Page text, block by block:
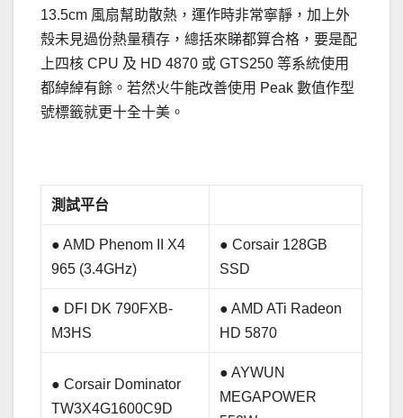
13.5cm 風扇幫助散熱，運作時非常寧靜，加上外
殼未見過份熱量積存，總括來睇都算合格，要是配
上四核 CPU 及 HD 4870 或 GTS250 等系統使用
都綽綽有餘。若然火牛能改善使用 Peak 數值作型
號標籤就更十全十美。
測試平台
● AMD Phenom II X4
965 (3.4GHz)
● Corsair 128GB
SSD
● DFI DK 790FXB-
M3HS
● AMD ATi Radeon
HD 5870
● Corsair Dominator
TW3X4G1600C9D
● AYWUN
MEGAPOWER